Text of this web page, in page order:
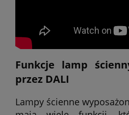
Funkcje lamp
przez DALI
Lampy ścienne